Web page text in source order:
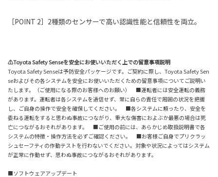
［POINT 2］2種類のセンサーで高い認識性能と信頼性を両立。
⚠Toyota Safety Senseを安全にお使いいただく上での留意事項説明
Toyota Safety Senseは予防安全パッケージです。ご契約に際し、Toyota Safety Sen
seおよびその各システムを安全にお使いいただくための留意事項についてご説明い
たします。（ご使用になる際のお客様へのお願い） ■運転者には安全運転の義務
があります。運転者は各システムを過信せず、常に自らの責任で周囲の状況を把握
し、ご自身の操作で安全を確保してください。 ■各システムに頼ったり、安全を
委ねる運転をすると思わぬ事故につながり、重大な傷害におよぶか最悪の場合は死
亡につながるおそれがあります。 ■ご使用の前には、あらかじめ取扱説明書で各
システムの特徴・操作方法を必ずご確認ください。 ■お客様ご自身でプリクラッ
シュセーフティの作動テストを行わないでください。対象や状況によってはシステム
が正常に作動せず、思わぬ事故につながるおそれがあります。
■ソフトウェアアップデート